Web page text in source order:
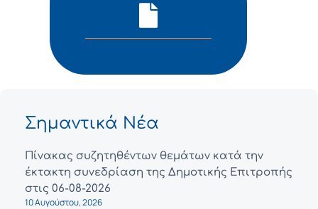
Σημαντικά Νέα
Πίνακας συζητηθέντων θεμάτων κατά την
έκτακτη συνεδρίαση της Δημοτικής Επιτροπής
στις 06-08-2026
10 Αυγούστου, 2026